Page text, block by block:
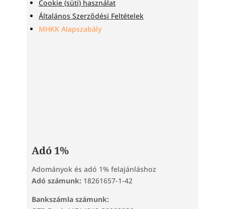
Cookie (süti) használat
Általános Szerződési Feltételek
MHKK Alapszabály
Adó 1%
Adományok és adó 1% felajánláshoz
Adó számunk: 18261657-1-42
Bankszámla számunk: